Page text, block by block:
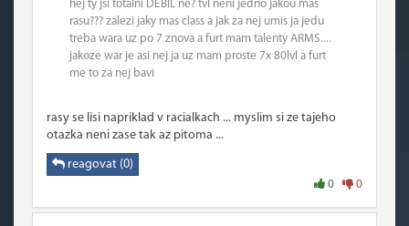
hej ty jsi totalni DEBIL ne? tvl neni jedno jakou mas
rasu??? zalezi jaky mas class a jak za nej umis ja jedu
treba wara uz po 7 znova a furt mam talenty ARMS....
jakoze war je asi nej ja uz mam proste 7x 80lvl a furt
me to za nej bavi
rasy se lisi napriklad v racialkach ... myslim si ze tajeho
otazka neni zase tak az pitoma ...
reagovat (0)
0 0